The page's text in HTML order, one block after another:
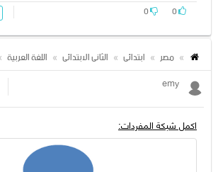
0
0
مصر ابتدائى الثانى الابتدائى اللغة العربية
emy
اكمل شبكة المفردات: